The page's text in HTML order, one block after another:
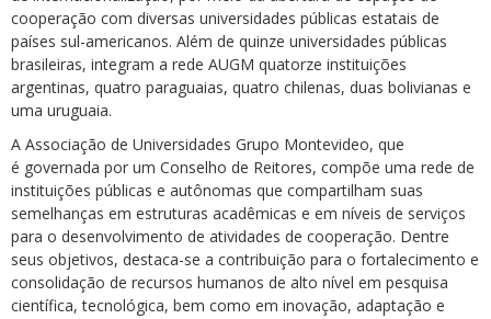
cooperação com diversas universidades públicas estatais de
países sul-americanos. Além de quinze universidades públicas
brasileiras, integram a rede AUGM quatorze instituições
argentinas, quatro paraguaias, quatro chilenas, duas bolivianas e
uma uruguaia.
A Associação de Universidades Grupo Montevideo, que
é governada por um Conselho de Reitores, compõe uma rede de
instituições públicas e autônomas que compartilham suas
semelhanças em estruturas acadêmicas e em níveis de serviços
para o desenvolvimento de atividades de cooperação. Dentre
seus objetivos, destaca-se a contribuição para o fortalecimento e
consolidação de recursos humanos de alto nível em pesquisa
científica, tecnológica, bem como em inovação, adaptação e